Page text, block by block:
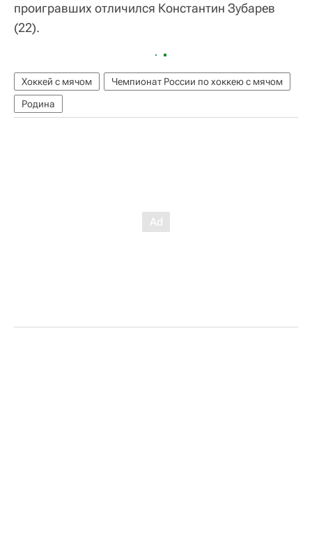
проигравших отличился Константин Зубарев
(22).
Хоккей с мячом
Чемпионат России по хоккею с мячом
Родина